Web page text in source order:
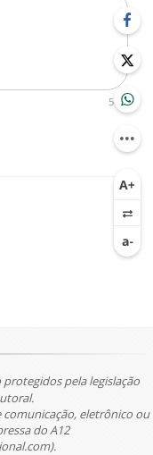
500
pela legislação
eletrônico ou
do A12